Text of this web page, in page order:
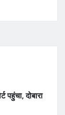
पहुंचा, दोबारा